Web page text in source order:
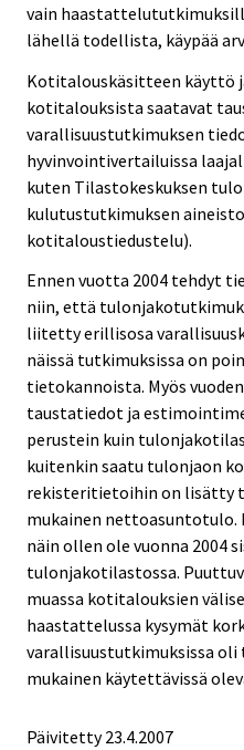
vain
lähellä todellista, käypää
Kotitalouskäsitteen käyttö
kotitalouksista saatavat
varallisuustutkimuksen
hyvinvointivertailuissa
kuten Tilastokeskuksen
kulutustutkimuksen
kotitaloustiedustelu).
Ennen vuotta 2004 tehdyt
niin, että
liitetty erillisosa
näissä tutkimuksissa on
tietokannoista. Myös
taustatiedot ja
perustein kuin
kuitenkin saatu tulonjaon
rekisteritietoihin on lisätty
mukainen nettoasuntotulo.
näin ollen ole vuonna 2004
tulonjakotilastossa.
muassa kotitalouksien
haastattelussa kysymät
varallisuustutkimuksissa
mukainen käytettävissä
Päivitetty23.4.2007